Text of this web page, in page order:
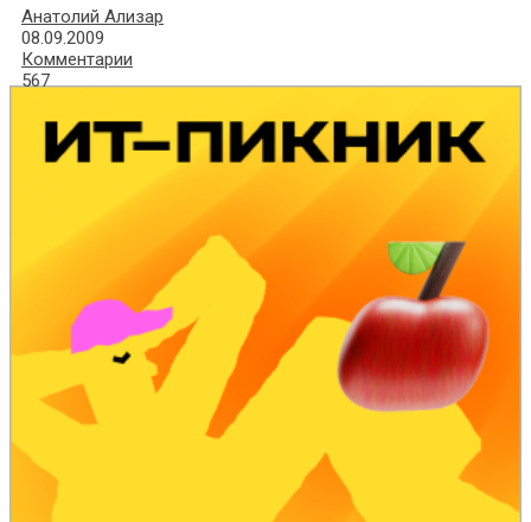
Анатолий Ализар
08.09.2009
Комментарии
567